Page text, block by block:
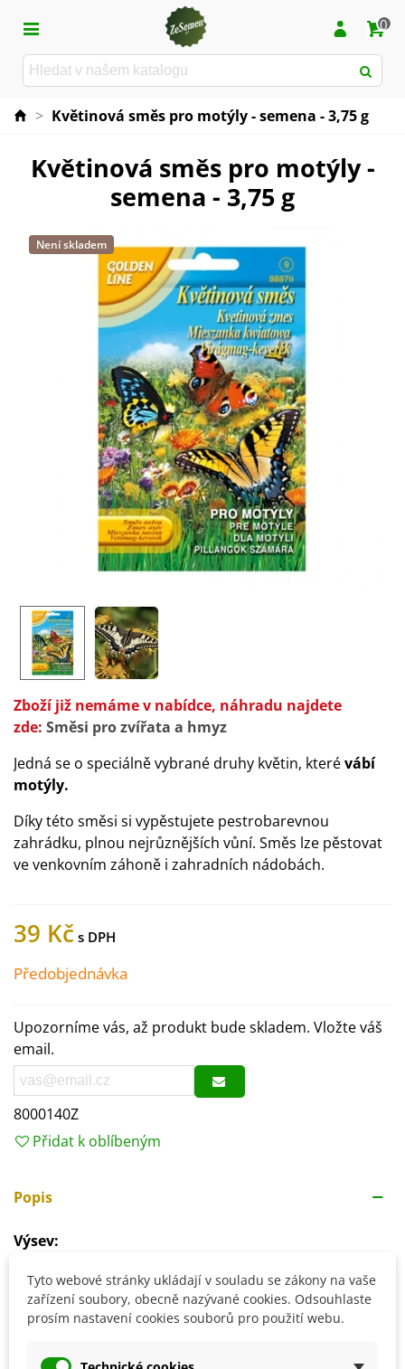
0
> Květinová směs pro motýly - semena - 3,75 g
Květinová směs pro motýly -
semena - 3,75 g
Není skladem
Zboží již nemáme v nabídce, náhradu najdete
zde: Směsi pro zvířata a hmyz
Jedná se o speciálně vybrané druhy květin, kterévábí
motýly.
Díky této směsi si vypěstujete pestrobarevnou
zahrádku, plnou nejrůznějších vůní. Směs lze pěstovat
ve venkovním záhoně i zahradních nádobách.
39 Kč
Předobjednávka
Upozorníme vás, až produkt bude skladem. Vložte váš
email.
8000140Z
Přidat k oblíbeným
Popis
Výsev:
Semena se vysévají celoročně přímo na záhon nebo do
zahradních nádob.
Detaily produktu
Tyto webové stránky ukládají v souladu se zákony na vaše
zařízení soubory, obecně nazývané cookies. Odsouhlaste
prosím nastavení cookies souborů pro použití webu.